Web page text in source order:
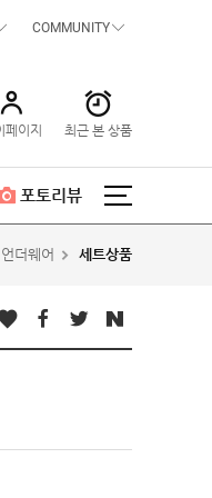
COMMUNITY
페이지 최근 본 상품
포토리뷰
언더웨어 세트상품